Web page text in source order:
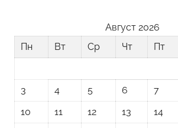
Август 2026
Пн
Вт Ср Чт Пт
3
4 5 6 7
10
11 12 13 14